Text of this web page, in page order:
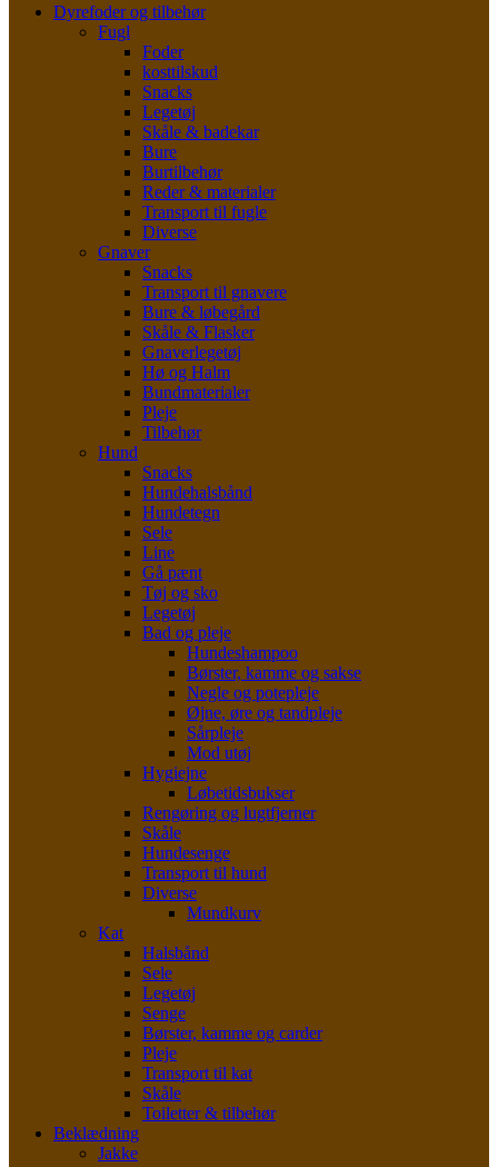
Dyrefoder og tilbehør
Fugl
Foder
kosttilskud
Snacks
Legetøj
Skåle & badekar
Bure
Burtilbehør
Reder & materialer
Transport til fugle
Diverse
Gnaver
Snacks
Transport til gnavere
Bure & løbegård
Skåle & Flasker
Gnaverlegetøj
Hø og Halm
Bundmaterialer
Pleje
Tilbehør
Hund
Snacks
Hundehalsbånd
Hundetegn
Sele
Line
Gå pænt
Tøj og sko
Legetøj
Bad og pleje
Hundeshampoo
Børster, kamme og sakse
Negle og potepleje
Øjne, øre og tandpleje
Sårpleje
Mod utøj
Hygiejne
Løbetidsbukser
Rengøring og lugtfjerner
Skåle
Hundesenge
Transport til hund
Diverse
Mundkurv
Kat
Halsbånd
Sele
Legetøj
Senge
Børster, kamme og carder
Pleje
Transport til kat
Skåle
Toiletter & tilbehør
Beklædning
Jakke